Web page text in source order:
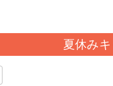
夏休み